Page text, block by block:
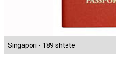
Singapori - 189 shtete